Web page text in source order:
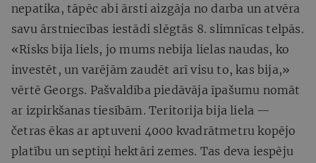
nepatika, tāpēc abi ārsti aizgāja no darba un atvēra
savu ārstniecības iestādi slēgtās 8. slimnīcas telpās.
«Risks bija liels, jo mums nebija lielas naudas, ko
investēt, un varējām zaudēt arī visu to, kas bija,»
vērtē Georgs. Pašvaldība piedāvāja īpašumu nomāt
ar izpirkšanas tiesībām. Teritorija bija liela —
četras ēkas ar aptuveni 4000 kvadrātmetru kopējo
platību un septiņi hektāri zemes. Tas deva iespēju